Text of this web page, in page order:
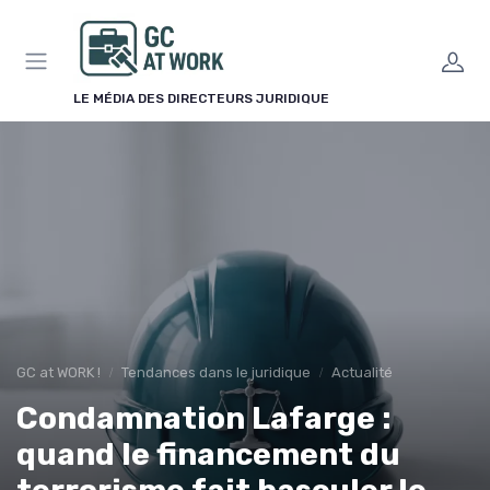
LE MÉDIA DES DIRECTEURS JURIDIQUE
GC at WORK ! Tendances dans le juridique Actualité
Condamnation Lafarge :
quand le financement du